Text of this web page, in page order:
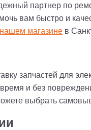
партнер по
вам быстро и
нашем магазине в
запчастей для
и без
выбрать